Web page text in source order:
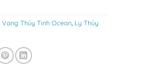
Vang Thủy Tinh Ocean Ly Thủy